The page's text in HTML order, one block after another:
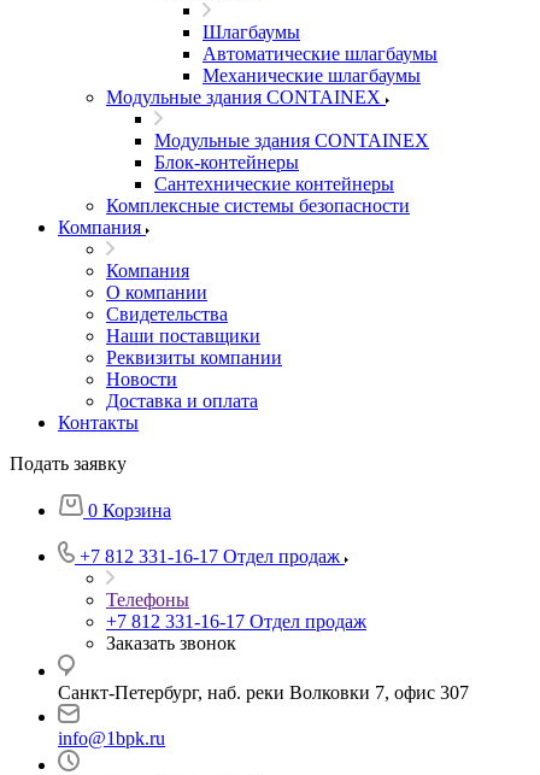
Шлагбаумы
Автоматические шлагбаумы
Механические шлагбаумы
Модульные здания CONTAINEX
Модульные здания CONTAINEX
Блок-контейнеры
Сантехнические контейнеры
Комплексные системы безопасности
Компания
Компания
О компании
Свидетельства
Наши поставщики
Реквизиты компании
Новости
Доставка и оплата
Контакты
Подать заявку
0 Корзина
+7 812 331-16-17 Отдел продаж
Телефоны
+7 812 331-16-17 Отдел продаж
Заказать звонок
Санкт-Петербург, наб. реки Волковки 7, офис 307
info@1bpk.ru